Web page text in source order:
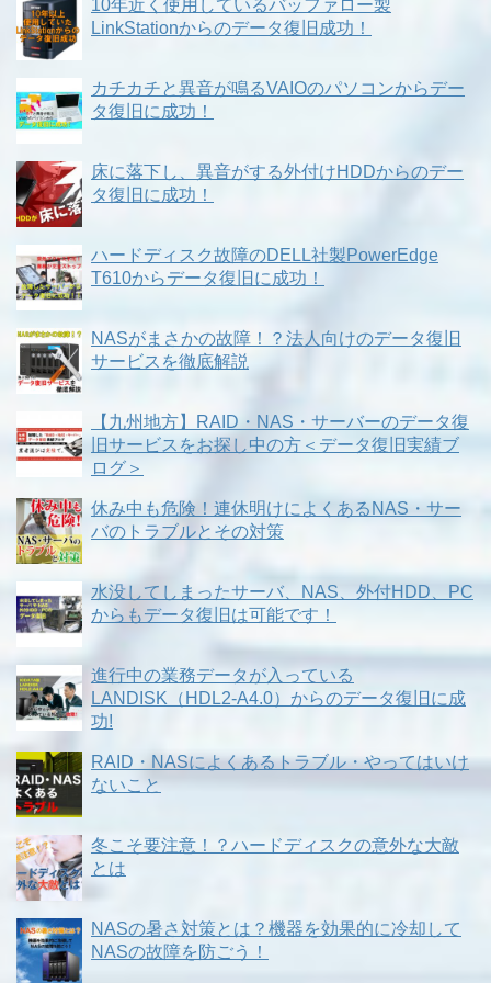
10年近く使用しているバッファロー製
LinkStationからのデータ復旧成功！
カチカチと異音が鳴るVAIOのパソコンからデー
タ復旧に成功！
床に落下し、異音がする外付けHDDからのデー
タ復旧に成功！
ハードディスク故障のDELL社製PowerEdge
T610からデータ復旧に成功！
NASがまさかの故障！？法人向けのデータ復旧
サービスを徹底解説
【九州地方】RAID・NAS・サーバーのデータ復
旧サービスをお探し中の方＜データ復旧実績ブ
ログ＞
休み中も危険！連休明けによくあるNAS・サー
バのトラブルとその対策
水没してしまったサーバ、NAS、外付HDD、PC
からもデータ復旧は可能です！
進行中の業務データが入っている
LANDISK（HDL2-A4.0）からのデータ復旧に成
功!
RAID・NASによくあるトラブル・やってはいけ
ないこと
冬こそ要注意！？ハードディスクの意外な大敵
とは
NASの暑さ対策とは？機器を効果的に冷却して
NASの故障を防ごう！